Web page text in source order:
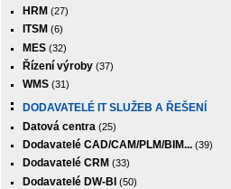
HRM (27)
ITSM (6)
MES (32)
Řízení výroby (37)
WMS (31)
DODAVATELÉ IT SLUŽEB A ŘEŠENÍ
Datová centra (25)
Dodavatelé CAD/CAM/PLM/BIM... (39)
Dodavatelé CRM (33)
Dodavatelé DW-BI (50)